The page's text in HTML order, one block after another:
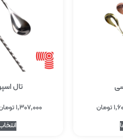
تومان
تال
۱,۳۰۷,۰۰۰